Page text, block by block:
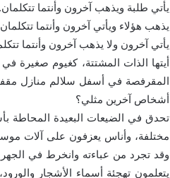
يأتي طلبة ويذهب آخرون وأنتما تتكلمان.
يذهب هؤلاء ويأتي آخرون وأنتما
يأتي آخرون ولا يذهب آخرون وأنتما
أيتها الذات المشتتة، كغيوم صغيرة
المقرفصة في أسفل سلالم منازل
أشخاص آخرين مثلي؟
تحدق في الضيعات البعيدة المحاطة
مختلفة، وأناس يعزفون على آلات
وقد تجرد من عباءته وانخرط في
يتعلمون تهجئة أسماء الأشجار